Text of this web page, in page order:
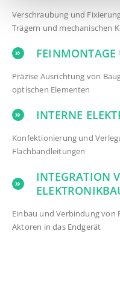
Verschraubung und
Trägern und mechanischen
FEINMONTAGE
Präzise Ausrichtung von
optischen Elementen
INTERNE
Konfektionierung und
Flachbandleitungen
INTEGRATION
Einbau und Verbindung von
Aktoren in das Endgerät